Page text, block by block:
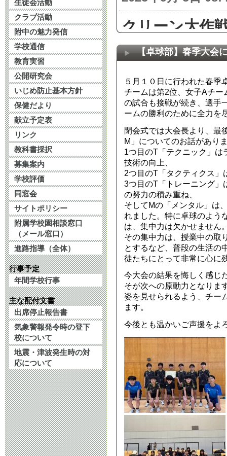
生徒会活動
クラブ活動
附中の魅力発信
学校通信
教育実習
公開研究会
いじめ防止基本方針
保健だより
献立予定表
リンク
教科書採択
募集案内
学校評価
同窓会
サイトポリシー
附属学校園相談窓口
（メール窓口）
進路指導（全体）
行事予定
年間学校行事
主な配付文書
出席停止報告書
気象警報発令時の登下
校について
地震・津波発生時の対
応について
クリーン大作
2025年5月31日
修学旅行 3
2025年5月16日
令和７年度
2024年10月22日
令和６年附属
いて
2024年9月10日
タブレット端
2023年4月13日
【卓球部】春季大会
５月１０日に行われた春季
チームは第2位、女子Aチ
の試合も接戦が続き、選手
ームの勝利のために全力を
閉会式では大会長より、最
M」についてのお話があり
1つ目のT「テクニック」は
技術の向上、
2つ目のT「タクティクス」
3つ目のT「トレーニング」
の努力の積み重ね、
そしてMの「メンタル」は
れました。特に卓球のよう
は、集中力は欠かせません
その集中力は、授業中の取
とするなど、普段の生活の
徒たちにとって非常に心に
今大会の結果を悔しく感じ
そが次への原動力となりま
姿を見せられるよう、チー
ます。
今後とも温かいご声援をよ